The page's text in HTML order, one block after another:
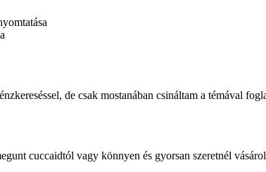
de csak mostanában csináltam a témával
cuccaidtól vagy könnyen és gyorsan szeretnél